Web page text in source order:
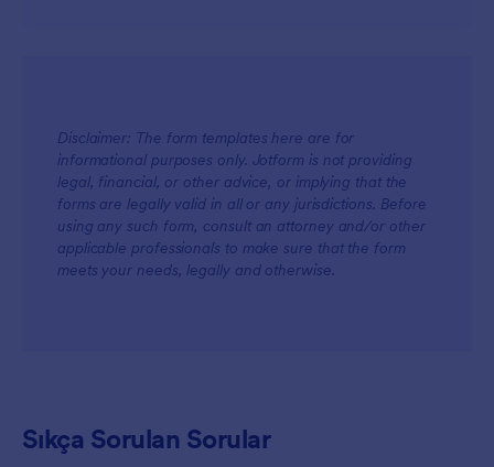
Disclaimer: The form templates here are for
informational purposes only. Jotform is not providing
legal, financial, or other advice, or implying that the
forms are legally valid in all or any jurisdictions. Before
using any such form, consult an attorney and/or other
applicable professionals to make sure that the form
meets your needs, legally and otherwise.
Sıkça Sorulan Sorular